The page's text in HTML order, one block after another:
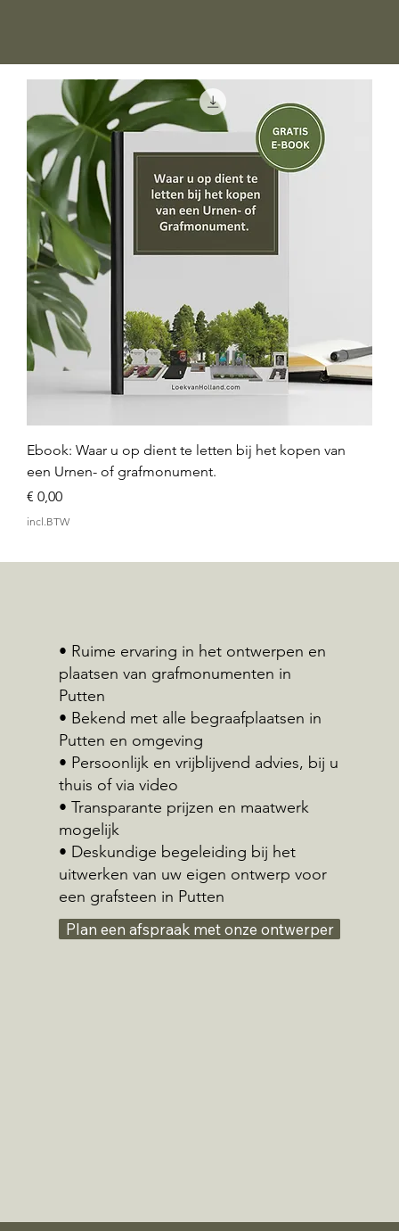
Ebook: Waar u op dient te letten bij het kopen van
een Urnen- of grafmonument.
Prijs
€ 0,00
incl.BTW
• Ruime ervaring in het ontwerpen en
plaatsen van grafmonumenten in
Putten
• Bekend met alle begraafplaatsen in
Putten en omgeving
• Persoonlijk en vrijblijvend advies, bij u
thuis of via video
• Transparante prijzen en maatwerk
mogelijk
• Deskundige begeleiding bij het
uitwerken van uw eigen ontwerp voor
een grafsteen in Putten
Plan een afspraak met onze ontwerper